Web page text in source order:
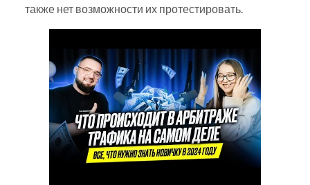
также нет возможности их протестировать.